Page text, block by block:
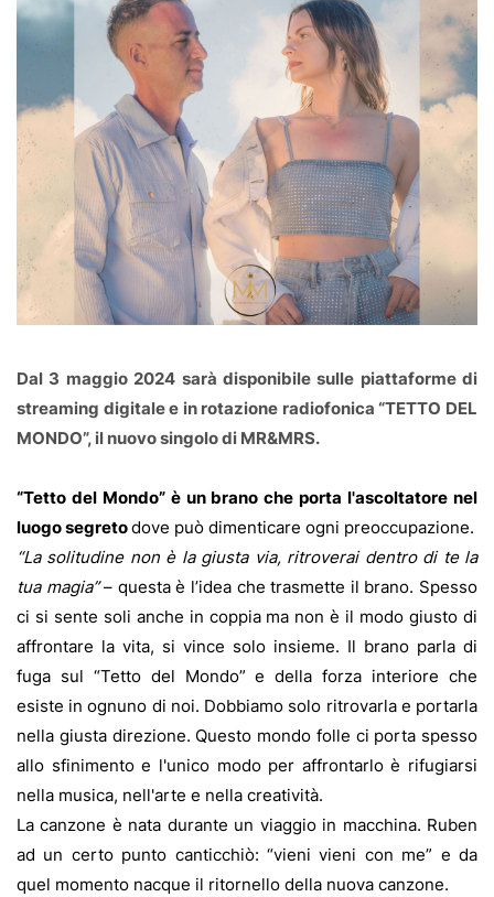
Dal 3 maggio 2024 sarà disponibile sulle piattaforme di
streaming digitale e in rotazione radiofonica “TETTO DEL
MONDO”, il nuovo singolo di MR&MRS.
“Tetto del Mondo” è un brano che porta l'ascoltatore nel
luogo segretodove può dimenticare ogni preoccupazione.
“La solitudine non è la giusta via, ritroverai dentro di te la
tua magia”– questa è l’idea che trasmette il brano. Spesso
ci si sente soli anche in coppia ma non è il modo giusto di
affrontare la vita, si vince solo insieme. Il brano parla di
fuga sul “Tetto del Mondo” e della forza interiore che
esiste in ognuno di noi. Dobbiamo solo ritrovarla e portarla
nella giusta direzione. Questo mondo folle ci porta spesso
allo sfinimento e l'unico modo per affrontarlo è rifugiarsi
nella musica, nell'arte e nella creatività.
La canzone è nata durante un viaggio in macchina. Ruben
ad un certo punto canticchiò: “vieni vieni con me” e da
quel momento nacque il ritornello della nuova canzone.